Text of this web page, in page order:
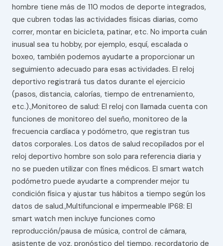
hombre tiene más de 110 modos de deporte integrados,
que cubren todas las actividades físicas diarias, como
correr, montar en bicicleta, patinar, etc. No importa cuán
inusual sea tu hobby, por ejemplo, esquí, escalada o
boxeo, también podemos ayudarte a proporcionar un
seguimiento adecuado para esas actividades. El reloj
deportivo registrará tus datos durante el ejercicio
(pasos, distancia, calorías, tiempo de entrenamiento,
etc.).,Monitoreo de salud: El reloj con llamada cuenta con
funciones de monitoreo del sueño, monitoreo de la
frecuencia cardíaca y podómetro, que registran tus
datos corporales. Los datos de salud recopilados por el
reloj deportivo hombre son solo para referencia diaria y
no se pueden utilizar con fines médicos. El smart watch
podómetro puede ayudarte a comprender mejor tu
condición física y ajustar tus hábitos a tiempo según los
datos de salud.,Multifuncional e impermeable IP68: El
smart watch men incluye funciones como
reproducción/pausa de música, control de cámara,
asistente de voz, pronóstico del tiempo, recordatorio de